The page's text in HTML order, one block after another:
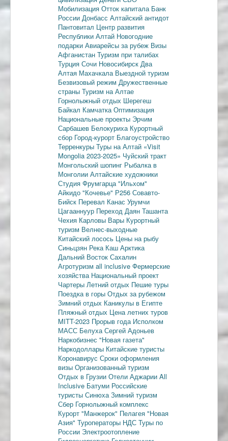
Мобилизация Отток капитала Банк
России Донбасс Алтайский антидот
Пантовитал Центр развития
Республики Алтай Новогодние
подарки Авиарейсы за рубеж Визы
Афганистан Туризм при талибах
Турция Сочи Новосибирск Два
Алтая Махачкала Выездной туризм
Безвизовый режим Дружественные
страны Туризм на Алтае
Горнолыжный отдых Шерегеш
Байкал Камчатка Оптимизация
Национальные проекты Эрчим
Сарбашев Белокуриха Курортный
сбор Город-курорт Благоустройство
Терренкуры Туры на Алтай «Visit
Mongolia 2023-2025» Чуйский тракт
Монгольский шопинг Рыбалка в
Монголии Алтайские художники
Студия Фрумгарца "Ильхом"
Айкидо "Кочевье" Р256 Совавто-
Бийск Перевал Канас Урумчи
Цагааннуур Переход Даян Ташанта
Чехия Карловы Вары Курортный
туризм Велнес-выходные
Китайский лосось Цены на рыбу
Синьцзян Река Каш Арктика
Дальний Восток Сахалин
Агротуризм all inclusive Фермерские
хозяйства Национальный проект
Чартеры Летний отдых Пешие туры
Поездка в горы Отдых за рубежом
Зимний отдых Каникулы в Египте
Пляжный отдых Цена летних туров
MITT-2023 Прорыв года Исполком
МАСС Белуха Сергей Адоньев
Наркобизнес "Новая газета"
Наркодоллары Китайские туристы
Коронавирус Сроки оформления
визы Организованный туризм
Отдых в Грузии Отели Аджарии All
Inclusive Батуми Российские
туристы Синюха Зимний туризм
Сбер Горнолыжный комплекс
Курорт "Манжерок" Пелагея "Новая
Азия" Туроператоры НДС Туры по
России Электроотопление